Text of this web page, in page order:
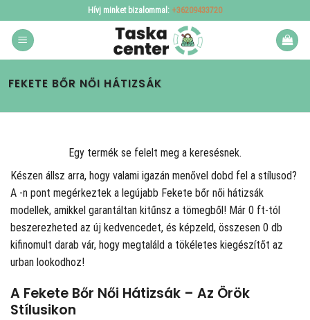
to
content
Hívj minket bizalommal: +36209433720
FEKETE BŐR NŐI HÁTIZSÁK
Egy termék se felelt meg a keresésnek.
Készen állsz arra, hogy valami igazán menővel dobd fel a stílusod?
A -n pont megérkeztek a legújabb Fekete bőr női hátizsák
modellek, amikkel garantáltan kitűnsz a tömegből! Már 0 ft-tól
beszerezheted az új kedvencedet, és képzeld, összesen 0 db
kifinomult darab vár, hogy megtaláld a tökéletes kiegészítőt az
urban lookodhoz!
A Fekete Bőr Női Hátizsák – Az Örök
Stílusikon